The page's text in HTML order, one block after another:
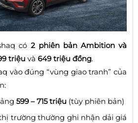
có 2 phiên bản Ambition và
triệu và 649 triệu đồng.
vào đúng “vùng giao tranh” của
599 – 715 triệu (tùy phiên bản)
trường thường ghi nhận dải giá